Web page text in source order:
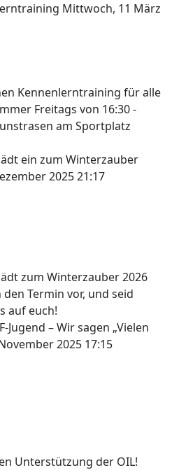
Mittwoch, 11 März
Kennenlerntraining für alle
Freitags von 16:30 -
am Sportplatz
ein zum Winterzauber
2025 21:17
zum Winterzauber 2026
Termin vor, und seid
auf euch!
Jugend – Wir sagen „Vielen
2025 17:15
Unterstützung der OIL!